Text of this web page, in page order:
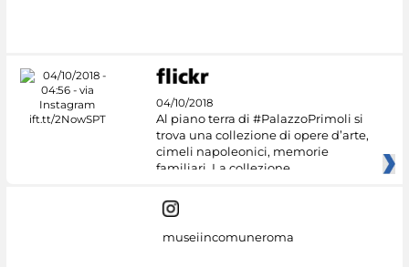
04/10/2018
Al piano terra di #PalazzoPrimoli si
trova una collezione di opere d’arte,
cimeli napoleonici, memorie
familiari. La collezione
museiincomuneroma